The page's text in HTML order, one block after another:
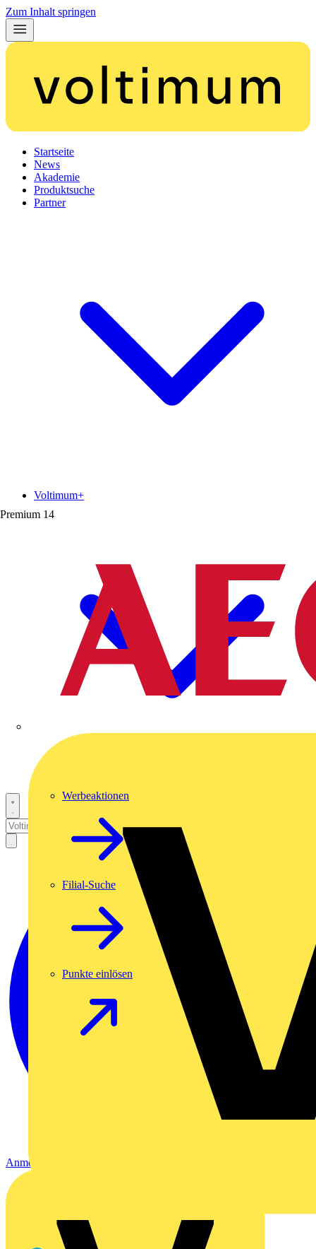
Zum Inhalt springen
Startseite
News
Akademie
Produktsuche
Partner
Premium 14
Voltimum+
Werbeaktionen
Filial-Suche
Punkte einlösen
Anmelden